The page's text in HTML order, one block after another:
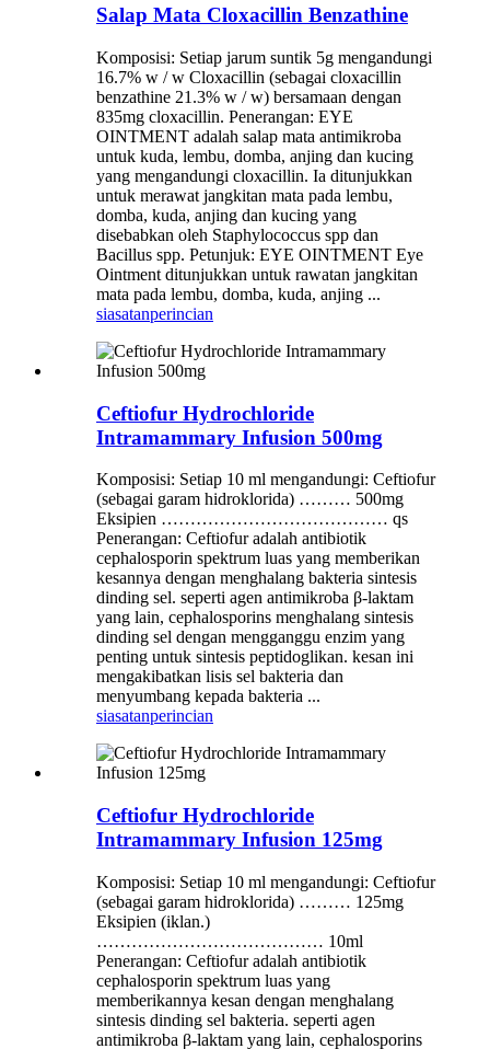
Salap Mata Cloxacillin Benzathine
Komposisi: Setiap jarum suntik 5g mengandungi
16.7% w / w Cloxacillin (sebagai cloxacillin
benzathine 21.3% w / w) bersamaan dengan
835mg cloxacillin. Penerangan: EYE
OINTMENT adalah salap mata antimikroba
untuk kuda, lembu, domba, anjing dan kucing
yang mengandungi cloxacillin. Ia ditunjukkan
untuk merawat jangkitan mata pada lembu,
domba, kuda, anjing dan kucing yang
disebabkan oleh Staphylococcus spp dan
Bacillus spp. Petunjuk: EYE OINTMENT Eye
Ointment ditunjukkan untuk rawatan jangkitan
mata pada lembu, domba, kuda, anjing ...
siasatanperincian
Ceftiofur Hydrochloride
Intramammary Infusion 500mg
Komposisi: Setiap 10 ml mengandungi: Ceftiofur
(sebagai garam hidroklorida) ……… 500mg
Eksipien ………………………………… qs
Penerangan: Ceftiofur adalah antibiotik
cephalosporin spektrum luas yang memberikan
kesannya dengan menghalang bakteria sintesis
dinding sel. seperti agen antimikroba β-laktam
yang lain, cephalosporins menghalang sintesis
dinding sel dengan mengganggu enzim yang
penting untuk sintesis peptidoglikan. kesan ini
mengakibatkan lisis sel bakteria dan
menyumbang kepada bakteria ...
siasatanperincian
Ceftiofur Hydrochloride
Intramammary Infusion 125mg
Komposisi: Setiap 10 ml mengandungi: Ceftiofur
(sebagai garam hidroklorida) ……… 125mg
Eksipien (iklan.)
………………………………… 10ml
Penerangan: Ceftiofur adalah antibiotik
cephalosporin spektrum luas yang
memberikannya kesan dengan menghalang
sintesis dinding sel bakteria. seperti agen
antimikroba β-laktam yang lain, cephalosporins